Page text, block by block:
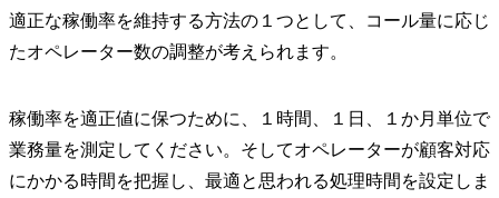
適正な稼働率を維持する方法の１つとして、コール量に応じ
たオペレーター数の調整が考えられます。
稼働率を適正値に保つために、１時間、１日、１か月単位で
業務量を測定してください。そしてオペレーターが顧客対応
にかかる時間を把握し、最適と思われる処理時間を設定しま